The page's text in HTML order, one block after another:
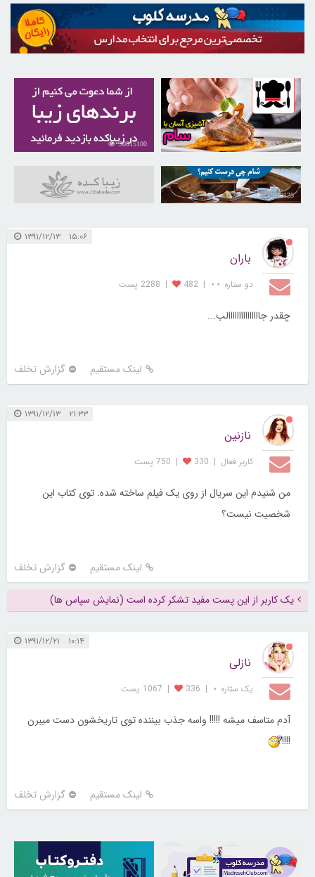
30253968
30815100
31039125
۱۵:۰۶ ۱۳۹۱/۱۲/۱۳
باران
دو ستاره ⋆⋆ |
482
| 2288 پست
چقدر جااااااااااااااالب...
لینک مستقیم گزارش تخلف
۲۱:۳۳ ۱۳۹۱/۱۲/۱۳
نازنین
کاربر فعال |
330
| 750 پست
من شنیدم این سریال از روی یک فیلم ساخته شده. توی کتاب این
شخصیت نیست؟
لینک مستقیم گزارش تخلف
یک کاربر از این پست مفید تشکر کرده است (نمایش سپاس ها)
۱۰:۱۴ ۱۳۹۱/۱۲/۲۱
نازلی
یک ستاره ⋆ |
336
| 1067 پست
آدم متاسف میشه !!!!! واسه جذب بیننده توی تاریخشون دست میبرن
!!!!
لینک مستقیم گزارش تخلف